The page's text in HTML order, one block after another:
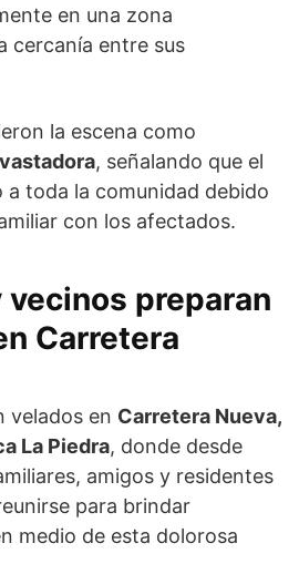
en una zona
cercanía entre sus
la escena como
, señalando que el
a toda la comunidad debido
con los afectados.
vecinos preparan
Carretera
velados en Carretera Nueva,
La Piedra, donde desde
amigos y residentes
para brindar
medio de esta dolorosa